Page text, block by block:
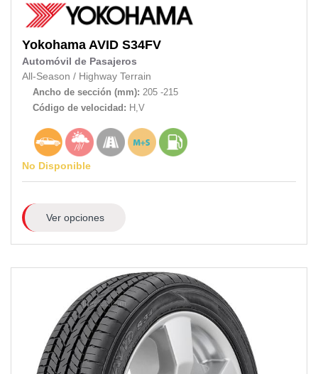
Yokohama AVID S34FV
Automóvil de Pasajeros
All-Season / Highway Terrain
Ancho de sección (mm): 205 -215
Código de velocidad: H,V
No Disponible
Ver opciones